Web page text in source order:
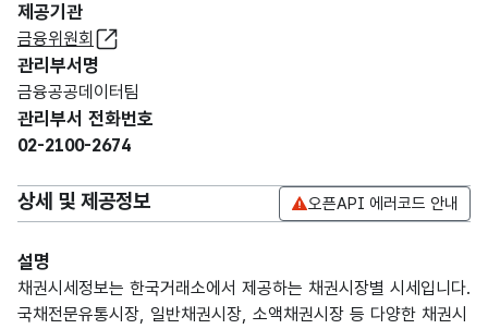
제공기관
금융위원회
관리부서명
금융공공데이터팀
관리부서 전화번호
02-2100-2674
상세 및 제공정보 오픈API 에러코드 안내
설명
채권시세정보는 한국거래소에서 제공하는 채권시장별 시세입니다.
국채전문유통시장, 일반채권시장, 소액채권시장 등 다양한 채권시